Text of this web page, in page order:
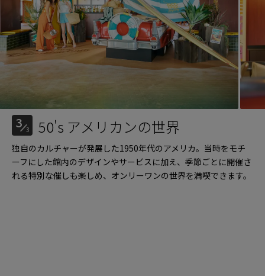
3 3 50's アメリカンの世界
独自のカルチャーが発展した1950年代のアメリカ。当時をモチ
ーフにした館内のデザインやサービスに加え、季節ごとに開催さ
れる特別な催しも楽しめ、オンリーワンの世界を満喫できます。